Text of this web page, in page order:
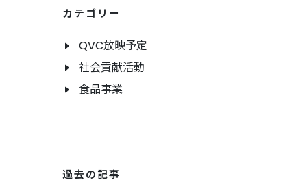
カテゴリー
QVC放映予定
社会貢献活動
食品事業
過去の記事